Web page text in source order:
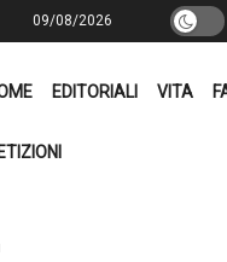
09/08/2026
EDITORIALI VITA